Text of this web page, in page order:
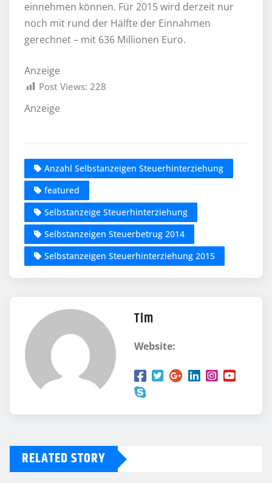
einnehmen können. Für 2015 wird derzeit nur
noch mit rund der Hälfte der Einnahmen
gerechnet – mit 636 Millionen Euro.
Anzeige
Post Views: 228
Anzeige
Anzahl Selbstanzeigen Steuerhinterziehung
featured
Selbstanzeige Steuerhinterziehung
Selbstanzeigen Steuerbetrug 2014
Selbstanzeigen Steuerhinterziehung 2015
Tim
Website:
RELATED STORY